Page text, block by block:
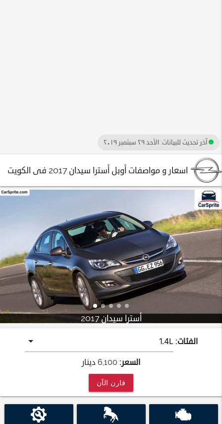
آخر تحديث للبيانات: الأحد ٢٩ سبتمبر ٢٠١٩
اسعار و مواصفات أوبل أسترا سيدان 2017 فى الكويت
أسترا سيدان 2017
الفئات:
السعر: 6,100دينار
قارن الآن